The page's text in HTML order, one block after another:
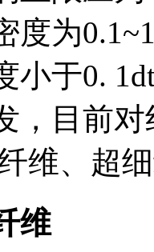
度为
小于0.
，目前
维、超
维